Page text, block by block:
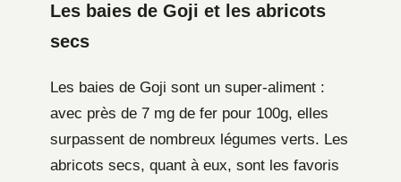
Les baies de Goji et les abricots
secs
Les baies de Goji sont un super-aliment :
avec près de 7 mg de fer pour 100g, elles
surpassent de nombreux légumes verts. Les
abricots secs, quant à eux, sont les favoris